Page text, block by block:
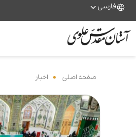
فارسی
صفحه اصلی اخبار